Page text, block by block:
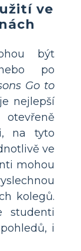
ve
být
po
Go to
nejlepší
na tyto
ve
mohou
kolegů.
studenti
i